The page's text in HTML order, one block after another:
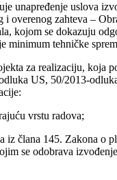
unapređenje uslova
overenog zahteva –
kojom se dokazuju
minimum tehničke
za realizaciju, koja
US, 50/2013-
vrstu radova;
iz člana 145. Zakona o
se odobrava